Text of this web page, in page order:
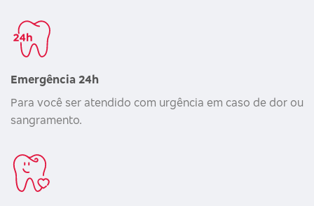
Emergência 24h
Para você ser atendido com urgência em caso de dor ou
sangramento.